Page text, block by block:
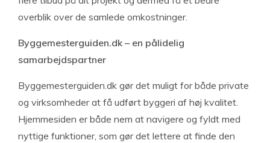
overblik over de samlede omkostninger.
Byggemesterguiden.dk – en pålidelig
samarbejdspartner
Byggemesterguiden.dk gør det muligt for både private
og virksomheder at få udført byggeri af høj kvalitet.
Hjemmesiden er både nem at navigere og fyldt med
nyttige funktioner, som gør det lettere at finde den